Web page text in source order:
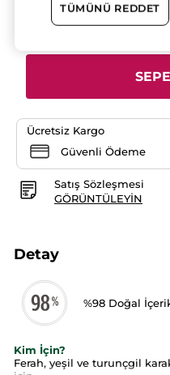
ürün
için
yorumları
EF-
Fraiches-
Adet
Ücretsiz Kargo
Güvenli Ödeme
Satış Sözleşmesi
GÖRÜNTÜLEYIN
Detay
%98 Doğal
Kim İçin?
Ferah, yeşil ve turunçgil
TÜMÜNÜ REDDET